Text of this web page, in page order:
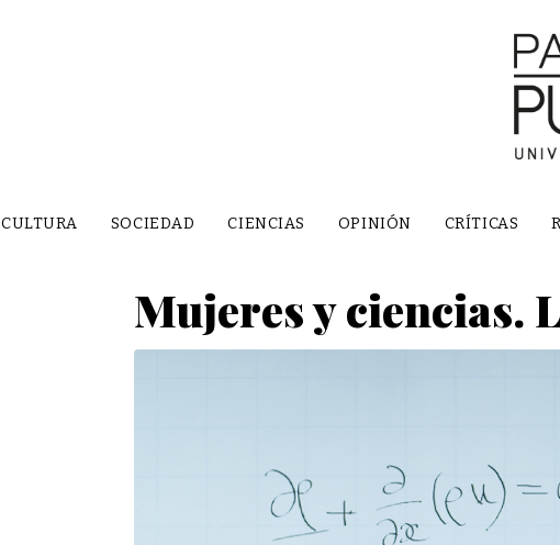
CULTURA SOCIEDAD CIENCIAS OPINIÓN CRÍTICAS
Mujeres y ciencias.